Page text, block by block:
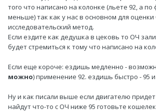
того что написано на колонке (льете 92, а по
меньше) так как у нас в основном для оценки
исследовательский метод.
Если ездите как дедушка в цековь то ОЧ
будет стремиться к тому что написано на
Если еще короче: ездишь медленно -
можно) применение 92. ездишь быстро - 95
Ну и как писали выше если двигателю
найдут что-то с ОЧ ниже 95 готовьте